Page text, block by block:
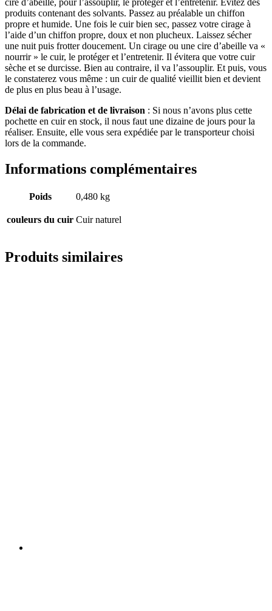
cire d’abeille, pour l’assouplir, le protéger et l’entretenir. Evitez des
produits contenant des solvants. Passez au préalable un chiffon
propre et humide. Une fois le cuir bien sec, passez votre cirage à
l’aide d’un chiffon propre, doux et non plucheux. Laissez sécher
une nuit puis frotter doucement. Un cirage ou une cire d’abeille va «
nourrir » le cuir, le protéger et l’entretenir. Il évitera que votre cuir
sèche et se durcisse. Bien au contraire, il va l’assouplir. Et puis, vous
le constaterez vous même : un cuir de qualité vieillit bien et devient
de plus en plus beau à l’usage.
Délai de fabrication et de livraison : Si nous n’avons plus cette
pochette en cuir en stock, il nous faut une dizaine de jours pour la
réaliser. Ensuite, elle vous sera expédiée par le transporteur choisi
lors de la commande.
Informations complémentaires
Poids 0,480 kg
couleurs du cuir Cuir naturel
Produits similaires